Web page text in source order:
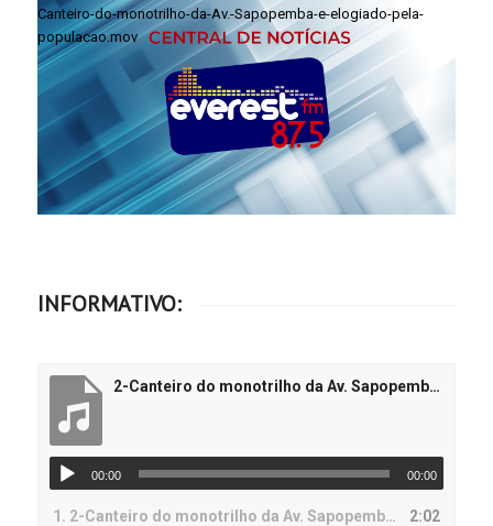
Canteiro-do-monotrilho-da-Av.-Sapopemba-e-elogiado-pela-
populacao.mov
INFORMATIVO:
2-Canteiro do monotrilho da Av. Sapopemba é elogiado pela população
00:00 00:00
1. 2-Canteiro do monotrilho da Av. Sapopemba é elogiado pela população 2:02